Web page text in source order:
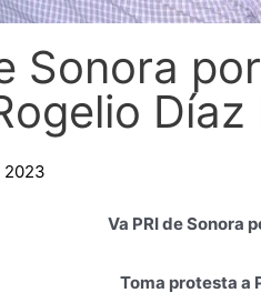
Sonora
Díaz
2023
Va PRI de Sonora
Toma protesta a